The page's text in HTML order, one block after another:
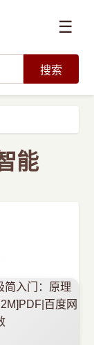
☰
›
搜索
能